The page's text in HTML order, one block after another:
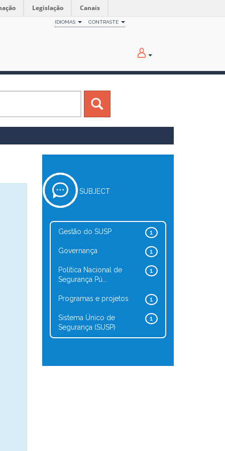
Legislação Canais
IDIOMAS CONTRASTE
SUBJECT
1
Gestão do SUSP
1
Governança
1
Política Nacional de
Segurança Pú...
1
Programas e projetos
1
Sistema Único de
Segurança (SUSP)